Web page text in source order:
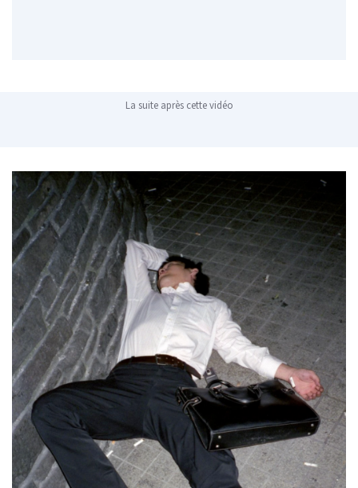
La suite après cette vidéo